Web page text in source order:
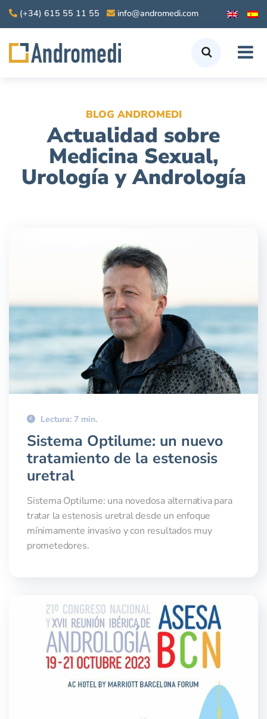
(+34) 615 55 11 55 info@andromedi.com
BLOG ANDROMEDI
Actualidad sobre
Medicina Sexual,
Urología y Andrología
Lectura: 7 min.
Sistema Optilume: un nuevo
tratamiento de la estenosis
uretral
Sistema Optilume: una novedosa alternativa para
tratar la estenosis uretral desde un enfoque
mínimamente invasivo y con resultados muy
prometedores.